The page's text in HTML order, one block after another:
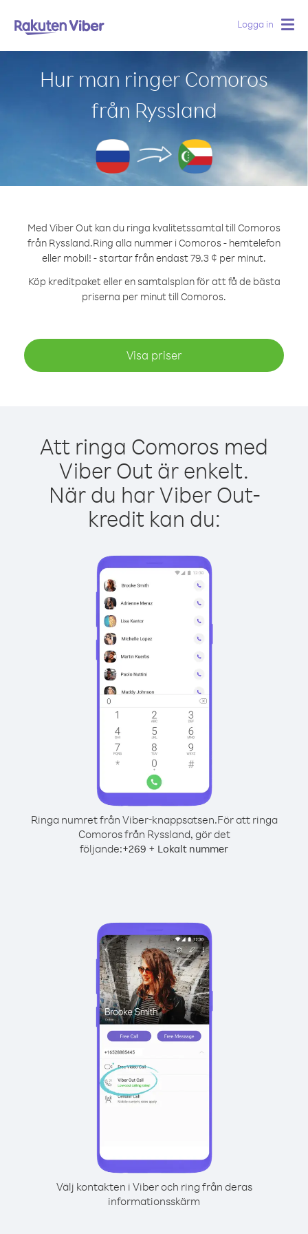
Logga in
Hur man ringer Comoros
från Ryssland
Med Viber Out kan du ringa kvalitetssamtal till Comoros
från Ryssland.Ring alla nummer i Comoros - hemtelefon
eller mobil! - startar från endast 79.3 ¢ per minut.
Köp kreditpaket eller en samtalsplan för att få de bästa
priserna per minut till Comoros.
Visa priser
Att ringa Comoros med
Viber Out är enkelt.
När du har Viber Out-
kredit kan du:
Ringa numret från Viber-knappsatsen.För att ringa
Comoros från Ryssland, gör det
följande:+269 + Lokalt nummer
Välj kontakten i Viber och ring från deras
informationsskärm